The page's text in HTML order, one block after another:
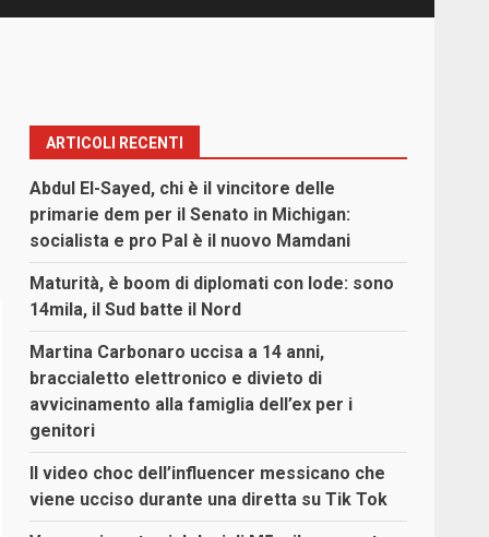
ARTICOLI RECENTI
Abdul El-Sayed, chi è il vincitore delle
primarie dem per il Senato in Michigan:
socialista e pro Pal è il nuovo Mamdani
Maturità, è boom di diplomati con lode: sono
14mila, il Sud batte il Nord
Martina Carbonaro uccisa a 14 anni,
braccialetto elettronico e divieto di
avvicinamento alla famiglia dell’ex per i
genitori
Il video choc dell’influencer messicano che
viene ucciso durante una diretta su Tik Tok